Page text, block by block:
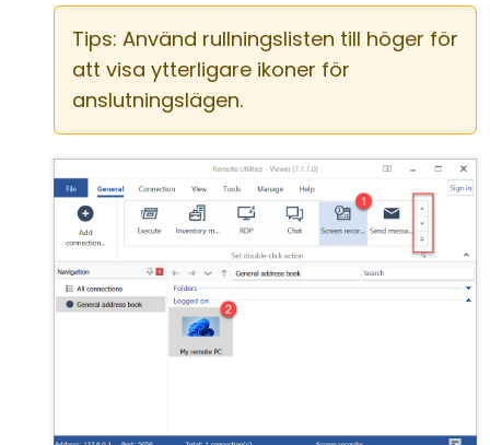
Tips: Använd rullningslisten till höger för
att visa ytterligare ikoner för
anslutningslägen.